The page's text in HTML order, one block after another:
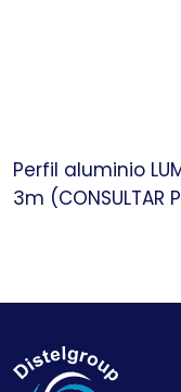
Perfil aluminio
3m (CONSULTAR